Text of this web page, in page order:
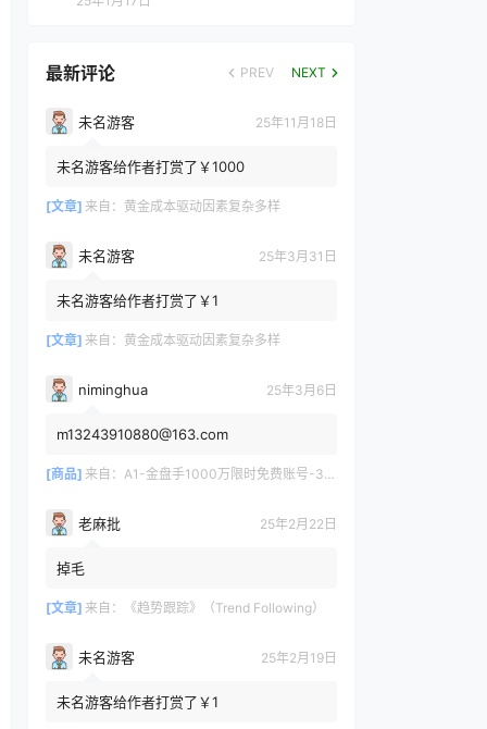
最新评论 PREV NEXT
未名游客 25年11月18日
未名游客给作者打赏了￥1000
[文章] 来自： 黄金成本驱动因素复杂多样
未名游客 25年3月31日
未名游客给作者打赏了￥1
[文章] 来自： 黄金成本驱动因素复杂多样
niminghua 25年3月6日
m13243910880@163.com
[商品] 来自： A1-金盘手1000万限时免费账号-30天/次/用户
老麻批 25年2月22日
掉毛
[文章] 来自： 《趋势跟踪》（Trend Following）
未名游客 25年2月19日
未名游客给作者打赏了￥1